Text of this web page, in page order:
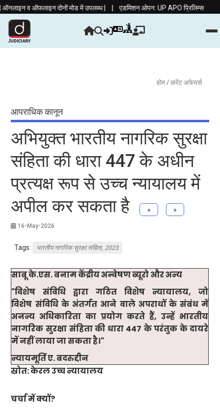
व ऑफलाइन दोनों मोड में उपलब्ध ||एडमिशन ओपन: UP APO प्रिलिम्स + मेंस कोर्स
होम/ करेंट अफेयर्स
आपराधिक कानून
अभियुक्त भारतीय नागरिक सुरक्षा
संहिता की धारा 447 के अधीन
प्रत्यक्ष रूप से उच्च न्यायालय में
अपील कर सकता है
« »
16-May-2026
Tags: भारतीय नागरिक सुरक्षा संहिता, 2023
साबू के.एस. बनाम केंद्रीय अन्वेषण ब्यूरो और अन्य
"विशेष संविधि द्वारा गठित विशेष न्यायालय,जो
विशेष संविधि के अंतर्गत आने वाले अपराधों के संबंध में
अनन्य अधिकारिता का प्रयोग करते हैं,उन्हें भारतीय
नागरिक सुरक्षा संहिता की धारा 447 के परंतुक के दायरे
में नहीं लाया जा सकता है।"
न्यायमूर्ति ए. बदरुद्दीन
स्रोत: केरल उच्च न्यायालय
चर्चा में क्यों?